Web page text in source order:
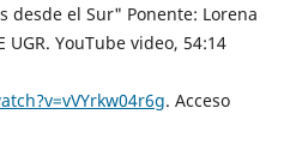
desde el Sur" Ponente: Lorena
YouTube video, 54:14
. Acceso